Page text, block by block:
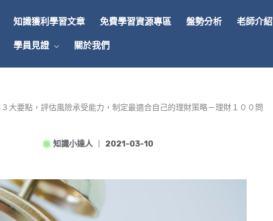
知識獲利學習文章 免費學習資源專區 盤勢分析 老師介紹
學員見證 關於我們
３大要點，評估風險承受能力，制定最適合自己的理財策略－理財１００問
知識小達人 2021-03-10